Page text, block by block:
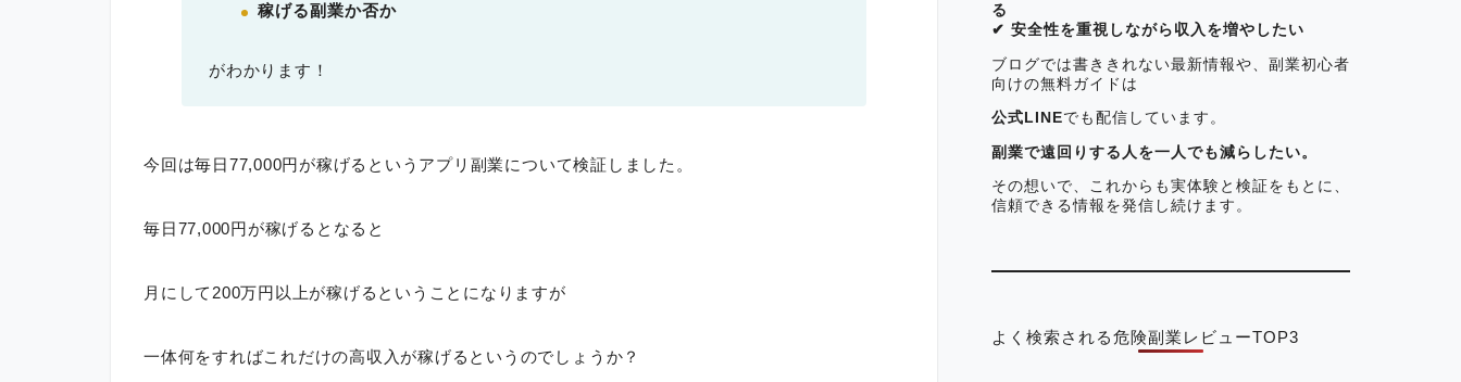
稼げる副業か否か
がわかります！
今回は毎日77,000円が稼げるというアプリ副業について検証しました。
毎日77,000円が稼げるとなると
月にして200万円以上が稼げるということになりますが
一体何をすればこれだけの高収入が稼げるというのでしょうか？
る
✔ 安全性を重視しながら収入を増やしたい
ブログでは書ききれない最新情報や、副業初心者
向けの無料ガイドは
公式LINEでも配信しています。
副業で遠回りする人を一人でも減らしたい。
その想いで、これからも実体験と検証をもとに、
信頼できる情報を発信し続けます。
よく検索される危険副業レビューTOP3